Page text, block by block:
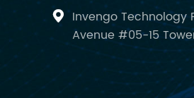

Invengo Technology
Avenue #05-15